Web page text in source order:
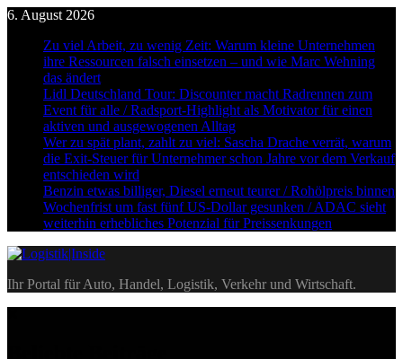
Skip
content
6. August 2026
Zu viel Arbeit, zu wenig Zeit: Warum kleine Unternehmen
ihre Ressourcen falsch einsetzen – und wie Marc Wehning
das ändert
Lidl Deutschland Tour: Discounter macht Radrennen zum
Event für alle / Radsport-Highlight als Motivator für einen
aktiven und ausgewogenen Alltag
Wer zu spät plant, zahlt zu viel: Sascha Drache verrät, warum
die Exit-Steuer für Unternehmer schon Jahre vor dem Verkauf
entschieden wird
Benzin etwas billiger, Diesel erneut teurer / Rohölpreis binnen
Wochenfrist um fast fünf US-Dollar gesunken / ADAC sieht
weiterhin erhebliches Potenzial für Preissenkungen
Logistik|Inside
Ihr Portal für Auto, Handel, Logistik, Verkehr und Wirtschaft.